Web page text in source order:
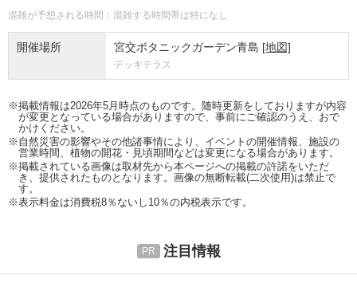
混雑が予想される時間：混雑する時間帯は特になし
開催場所 宮交ボタニックガーデン青島 [地図]
デッキテラス
※掲載情報は2026年5月時点のものです。随時更新をしておりますが内容
が変更となっている場合がありますので、事前にご確認のうえ、おで
かけください。
※自然災害の影響やその他諸事情により、イベントの開催情報、施設の
営業時間、植物の開花・見頃期間などは変更になる場合があります。
※掲載されている画像は取材先から本ページへの掲載の許諾をいただ
き、提供されたものとなります。画像の無断転載(二次使用)は禁止で
す。
※表示料金は消費税8％ないし10％の内税表示です。
注目情報